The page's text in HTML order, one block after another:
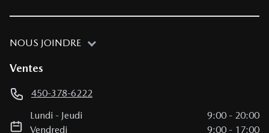
NOUS JOINDRE
Ventes
450-378-6222
Lundi - Jeudi 9:00 - 20:00
Vendredi
9:00 - 17:00